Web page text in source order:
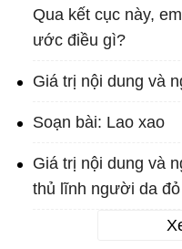
Qua kết cục này,
ước điều gì?
Giá trị nội dung và
Soạn bài: Lao xao
Giá trị nội dung và
thủ lĩnh người da đỏ